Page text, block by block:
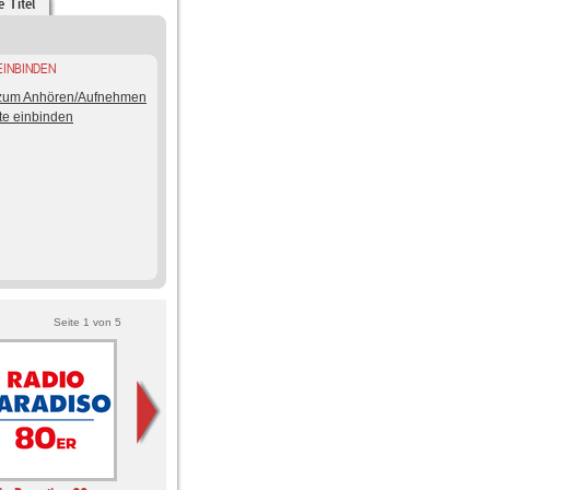
Titel
Anhören/Aufnehmen
einbinden
Seite 1 von 5